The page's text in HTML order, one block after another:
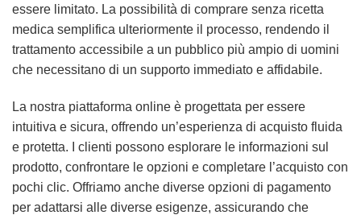
essere limitato. La possibilità di comprare senza ricetta
medica semplifica ulteriormente il processo, rendendo il
trattamento accessibile a un pubblico più ampio di uomini
che necessitano di un supporto immediato e affidabile.
La nostra piattaforma online è progettata per essere
intuitiva e sicura, offrendo un’esperienza di acquisto fluida
e protetta. I clienti possono esplorare le informazioni sul
prodotto, confrontare le opzioni e completare l’acquisto con
pochi clic. Offriamo anche diverse opzioni di pagamento
per adattarsi alle diverse esigenze, assicurando che